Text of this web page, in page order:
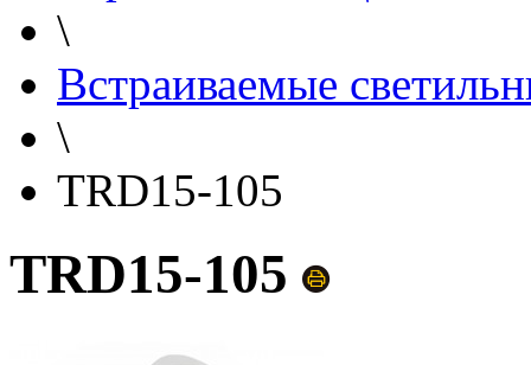
\
Встраиваемые
\
TRD15-105
TRD15-105